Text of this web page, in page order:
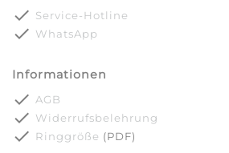
done Service-Hotline
done WhatsApp
Informationen
done AGB
done Widerrufsbelehrung
done Ringgröße (PDF)